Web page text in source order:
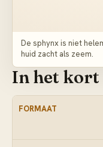
De sphynx is niet
huid zacht als zeem.
In het kort
FORMAAT